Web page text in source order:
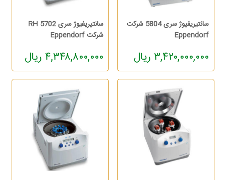
سانتیریفیوژ سری 5804 شرکت
Eppendorf
۳,۴۲۰,۰۰۰,۰۰۰ ریال
سانتیریفیوژ سری 5702 RH
شرکت Eppendorf
۴,۳۴۸,۸۰۰,۰۰۰ ریال